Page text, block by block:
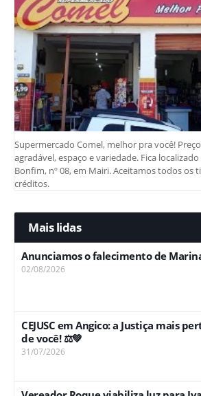
Supermercado Comel, melhor pra você!
agradável, espaço e variedade. Fica
Bonfim, nº 08, em Mairi. Aceitamos todos os
créditos.
Mais lidas
Anunciamos o falecimento de
02/08/2026
CEJUSC em Angico: a Justiça mais
de você! ⚖️💚
31/07/2026